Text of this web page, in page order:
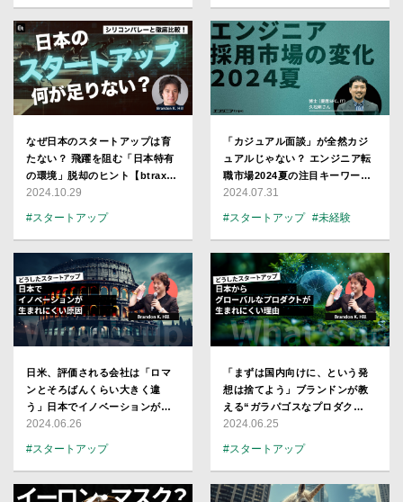
なぜ日本のスタートアップは育
たない？ 飛躍を阻む「日本特有
の環境」脱却のヒント【btrax
ブランドン】
2024.10.29
#スタートアップ
「カジュアル面談」が全然カジ
ュアルじゃない？ エンジニア転
職市場2024夏の注目キーワード
【久松剛解説】
2024.07.31
#スタートアップ #未経験
日米、評価される会社は「ロマ
ンとそろばんくらい大きく違
う」日本でイノベーションが起
きにくい要因【btraxCEO・
2024.06.26
#スタートアップ
「まずは国内向けに、という発
想は捨てよう」ブランドンが教
える“ガラパゴスなプロダク
ト”を開発しないために知ってお
2024.06.25
#スタートアップ